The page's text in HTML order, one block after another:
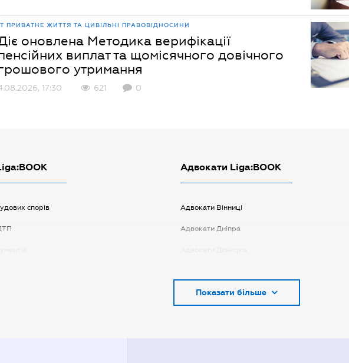
ПРИВАТНЕ ЖИТТЯ ТА ЦИВІЛЬНІ ПРАВОВІДНОСИНИ
оновлена Методика верифікації
виплат та щомісячного довічного
утримання
17:30 621 0
спорів
Адвокати Liga:BOOK
Адвокати Вінниці
Адвокати Дніпра
Адвокати Києва
Показати більше